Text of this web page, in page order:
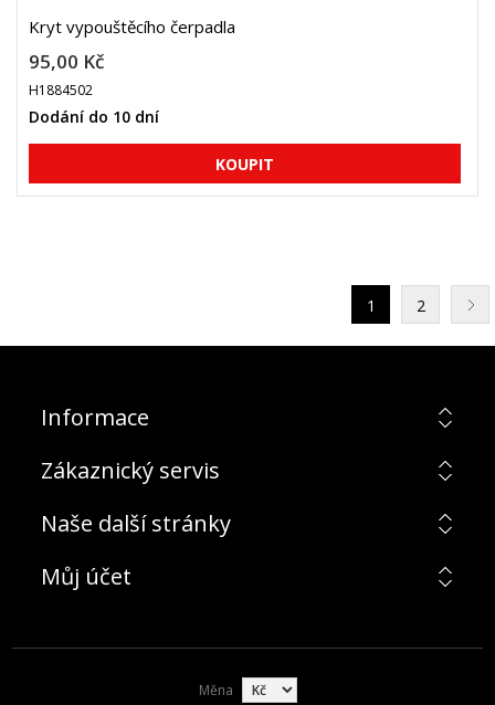
Kryt vypouštěcího čerpadla
95,00 Kč
H1884502
Dodání do 10 dní
1 2
Informace
Zákaznický servis
Naše další stránky
Můj účet
Měna